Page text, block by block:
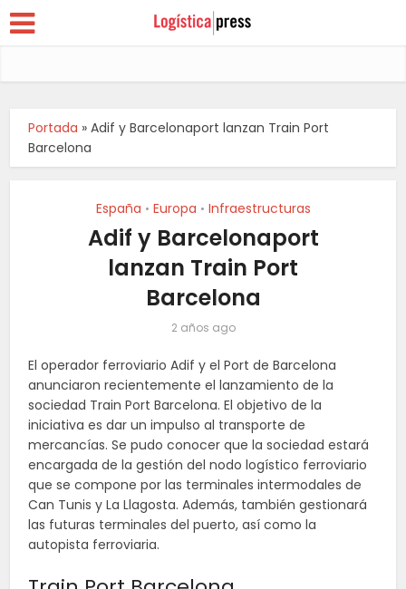
Portada »Adif y Barcelonaport lanzan Train Port
Barcelona
España • Europa • Infraestructuras
Adif y Barcelonaport
lanzan Train Port
Barcelona
2 años ago
El operador ferroviario Adif y el Port de Barcelona
anunciaron recientemente el lanzamiento de la
sociedad Train Port Barcelona. El objetivo de la
iniciativa es dar un impulso al transporte de
mercancías. Se pudo conocer que la sociedad estará
encargada de la gestión del nodo logístico ferroviario
que se compone por las terminales intermodales de
Can Tunis y La Llagosta. Además, también gestionará
las futuras terminales del puerto, así como la
autopista ferroviaria.